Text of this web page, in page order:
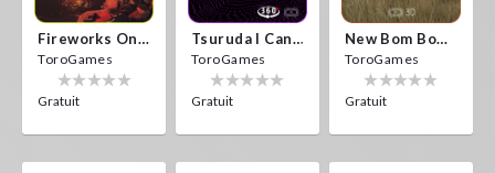
Fireworks On Victory Day
ToroGames
Gratuit
Tsuruda I Can Get Really Crazy
ToroGames
Gratuit
New Bom Bom Vr SBS 2020
ToroGames
Gratuit